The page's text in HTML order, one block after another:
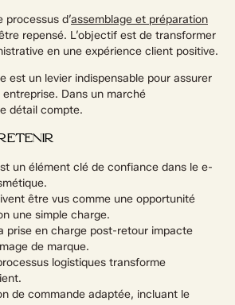
processus d’assemblage et préparation
repensé. L’objectif est de transformer
en une expérience client positive.
est un levier indispensable pour assurer
Dans un marché
détail compte.
un élément clé de confiance dans le e-
être vus comme une opportunité
une simple charge.
prise en charge post-retour impacte
de marque.
logistiques transforme
de commande adaptée, incluant le